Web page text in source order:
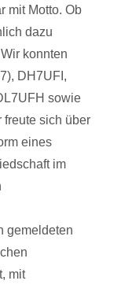
mit Motto. Ob
dazu
konnten
DH7UFI,
sowie
freute sich über
eines
im
gemeldeten
mit